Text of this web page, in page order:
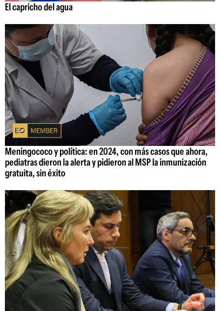
El capricho del agua
Meningococo y política: en 2024, con más casos que ahora,
pediatras dieron la alerta y pidieron al MSP la inmunización
gratuita, sin éxito